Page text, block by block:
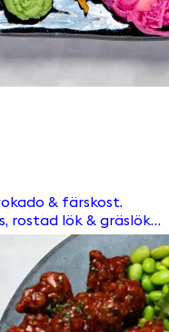
& färskost.
rostad lök & gräslök.